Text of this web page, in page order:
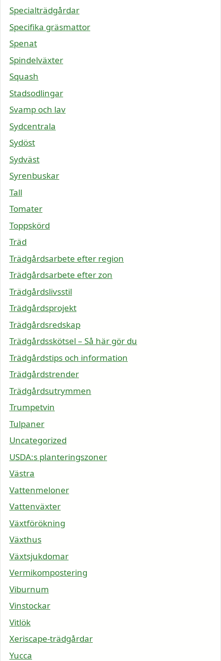
Specialträdgårdar
Specifika gräsmattor
Spenat
Spindelväxter
Squash
Stadsodlingar
Svamp och lav
Sydcentrala
Sydöst
Sydväst
Syrenbuskar
Tall
Tomater
Toppskörd
Träd
Trädgårdsarbete efter region
Trädgårdsarbete efter zon
Trädgårdslivsstil
Trädgårdsprojekt
Trädgårdsredskap
Trädgårdsskötsel – Så här gör du
Trädgårdstips och information
Trädgårdstrender
Trädgårdsutrymmen
Trumpetvin
Tulpaner
Uncategorized
USDA:s planteringszoner
Västra
Vattenmeloner
Vattenväxter
Växtförökning
Växthus
Växtsjukdomar
Vermikompostering
Viburnum
Vinstockar
Vitlök
Xeriscape-trädgårdar
Yucca